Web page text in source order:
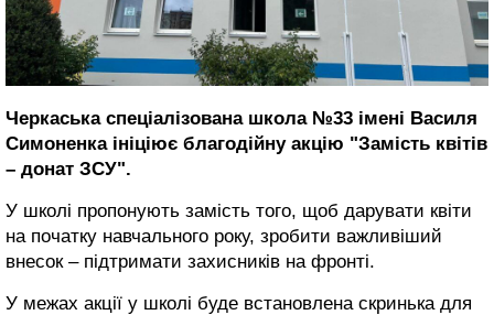
Черкаська спеціалізована школа №33 імені Василя
Симоненка ініціює благодійну акцію "Замість квітів
– донат ЗСУ".
У школі пропонують замість того, щоб дарувати квіти
на початку навчального року, зробити важливіший
внесок – підтримати захисників на фронті.
У межах акції у школі буде встановлена скринька для